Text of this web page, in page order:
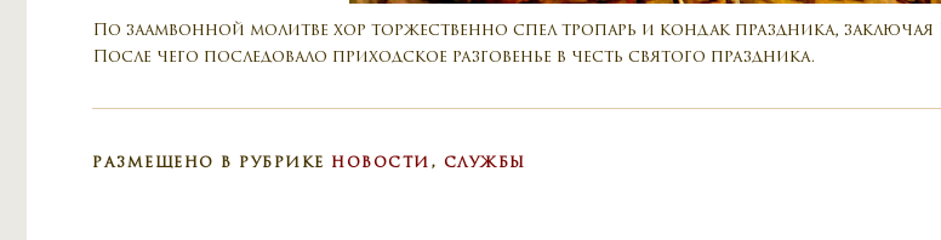
По заамвонной молитве хор торжественно спел тропарь и кондак праздника,
После чего последовало приходское разговенье в честь святого праздника.
РАЗМЕЩЕНО В РУБРИКЕ НОВОСТИ , СЛУЖБЫ